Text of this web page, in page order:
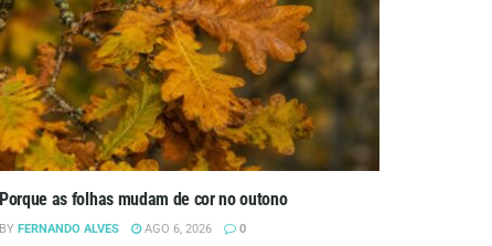
Porque as folhas mudam de cor no outono
BY FERNANDO ALVES AGO 6, 2026 0